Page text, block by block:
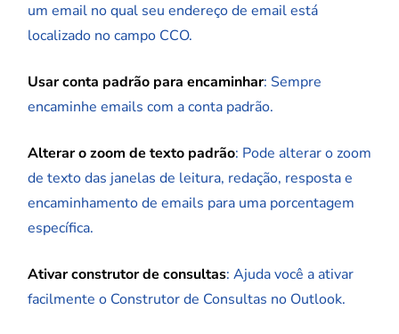
um email no qual seu endereço de email está
localizado no campo CCO.
Usar conta padrão para encaminhar: Sempre
encaminhe emails com a conta padrão.
Alterar o zoom de texto padrão: Pode alterar o zoom
de texto das janelas de leitura, redação, resposta e
encaminhamento de emails para uma porcentagem
específica.
Ativar construtor de consultas: Ajuda você a ativar
facilmente o Construtor de Consultas no Outlook.